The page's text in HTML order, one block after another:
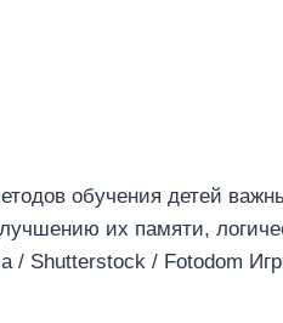
обучения детей
их памяти,
Shutterstock / Fotodom